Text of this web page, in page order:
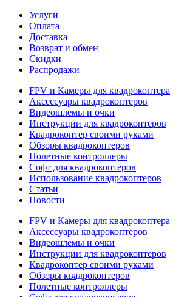
Услуги
Оплата
Доставка
Возврат и обмен
Скидки
Распродажи
FPV и Камеры для квадрокоптера
Аксессуары квадрокоптеров
Видеошлемы и очки
Инструкции для квадрокоптеров
Квадрокоптер своими руками
Обзоры квадрокоптеров
Полетные контроллеры
Софт для квадрокоптеров
Использование квадрокоптеров
Статьи
Новости
FPV и Камеры для квадрокоптера
Аксессуары квадрокоптеров
Видеошлемы и очки
Инструкции для квадрокоптеров
Квадрокоптер своими руками
Обзоры квадрокоптеров
Полетные контроллеры